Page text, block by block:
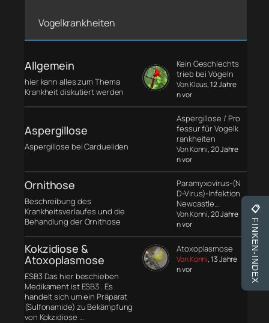
Vogelkrankheiten
Allgemein
hier kann alles zum Thema
Krankheit diskutiert werden
Kein Geschlechts
trieb bei Vögeln
Von Klaus, 12 Jahre
n vor
Aspergillose
Aspergillose bei Cardueliden
Aspergillose / Pro
fessur für Vogelk
rankheiten
Von Konni, 20 Jahre
n vor
Ornithose
Beschreibung des
Krankheitsverlaufes und die
Behandlung der Ornithose
Paramyxovirus-(N
D-Virus)-Infektion
Newcastle…
Von Konni, 20 Jahre
n vor
Kokzidiose &
Atoxoplasmose
ESB3 Das hier beschieben
Medikament ist ESB3 . Es
handelt sich um ein Präparat
(Sulfonamide) zu Bekämpfung
von Kokzidiose …
Atoxoplasmose
Von Konni, 13 Jahre
n vor
📋
FINKEN-INDEX